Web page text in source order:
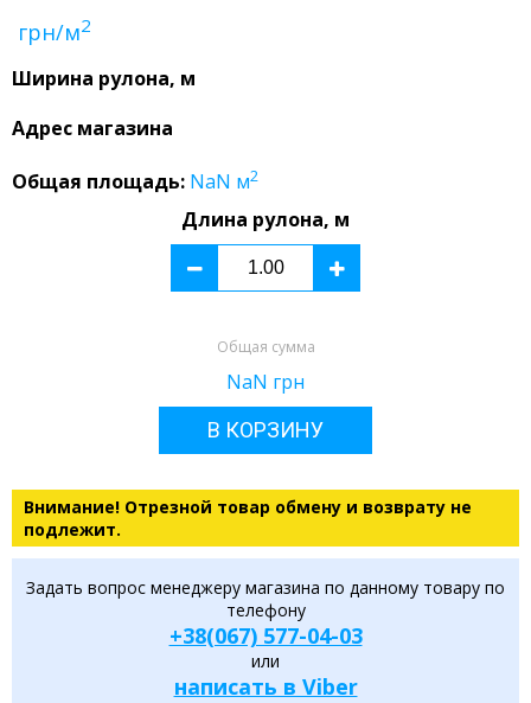
грн/м2
Ширина рулона, м
Адрес магазина
Общая площадь: NaN м2
Длина рулона, м
Общая сумма
NaN грн
В КОРЗИНУ
Внимание! Отрезной товар обмену и возврату не
подлежит.
Задать вопрос менеджеру магазина по данному товару по
телефону
+38(067) 577-04-03
или
написать в Viber